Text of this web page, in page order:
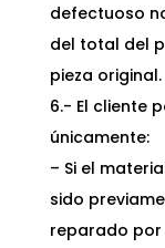
defectuoso
del total del
pieza original.
6.- El cliente
únicamente:
– Si el
sido
reparado por